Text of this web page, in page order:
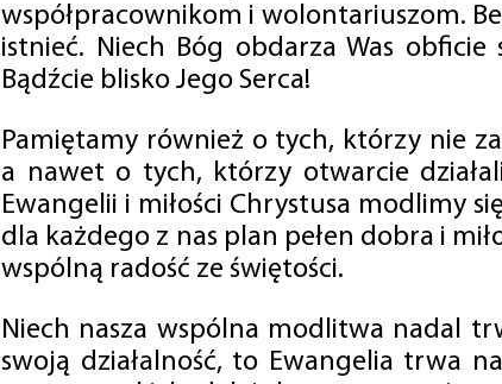
współpracownikom i wolontariuszom.
istnieć. Niech Bóg obdarza Was obficie
Bądźcie blisko Jego Serca!
Pamiętamy również o tych, którzy nie
a nawet o tych, którzy otwarcie
Ewangelii i miłości Chrystusa modlimy
dla każdego z nas plan pełen dobra i
wspólną radość ze świętości.
Niech nasza wspólna modlitwa nadal
swoją działalność, to Ewangelia trwa